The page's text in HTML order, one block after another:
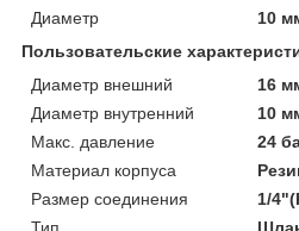
Диаметр
10
Пользовательские
Диаметр внешний
16
Диаметр внутренний
10
Макс. давление
24
Материал корпуса
Размер соединения
1/
Тип